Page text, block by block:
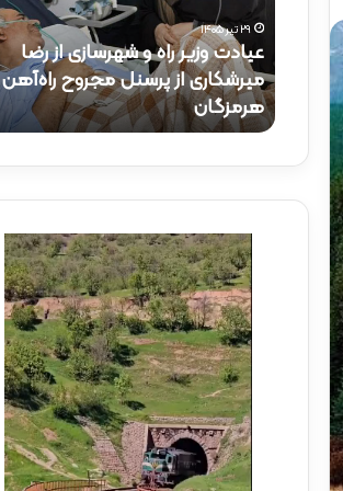
ی
ر
ر
ا
ش
۲۹ تیر ۱۴۰۵
عیادت وزیر راه و شهرسازی از رضا
میرشکاری از پرسنل مجروح راه‌آهن
هرمزگان